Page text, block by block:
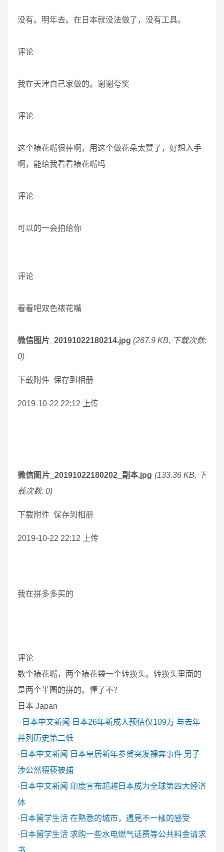
没有。明年去。在日本就没法做了，没有工具。
评论
我在天津自己家做的。谢谢夸奖
评论
这个裱花嘴很棒啊，用这个做花朵太赞了，好想入手
啊，能给我看看裱花嘴吗
评论
可以的一会拍给你
评论
看看吧双色裱花嘴
微信图片_20191022180214.jpg (267.9 KB, 下载次数:
0)
下载附件 保存到相册
2019-10-22 22:12 上传
微信图片_20191022180202_副本.jpg (133.36 KB, 下
载次数: 0)
下载附件 保存到相册
2019-10-22 22:12 上传
我在拼多多买的
评论
数个裱花嘴，两个裱花袋一个转换头。转换头里面的
是两个半圆的拼的。懂了不？
日本 Japan
· 日本中文新闻
日本26年新成人预估仅109万 与去年
并列历史第二低
· 日本中文新闻
日本皇居新年参贺突发裸奔事件 男子
涉公然猥亵被捕
· 日本中文新闻 印度宣布超越日本成为全球第四大经济
体
· 日本留学生活 在熟悉的城市，遇見不一樣的感受
· 日本留学生活 求购一些水电燃气话费等公共料金请求
书